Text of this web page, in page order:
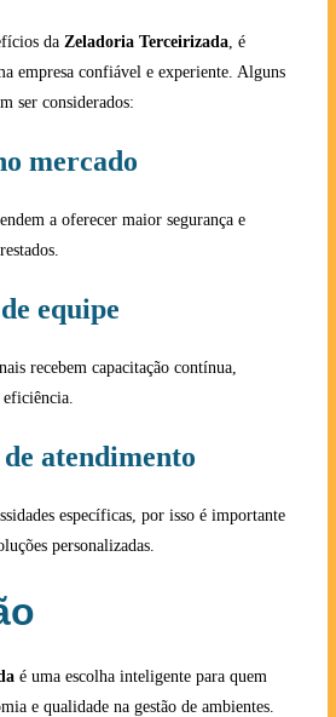
da Zeladoria Terceirizada, é
empresa confiável e experiente. Alguns
ser considerados:
mercado
a oferecer maior segurança e
equipe
recebem capacitação contínua,
atendimento
específicas, por isso é importante
personalizadas.
é uma escolha inteligente para quem
e qualidade na gestão de ambientes.